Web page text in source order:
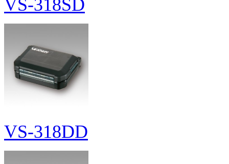
VS-318SD
VS-318DD